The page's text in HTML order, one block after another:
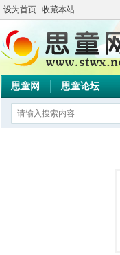
设为首页 收藏本站
思童网 思童论坛